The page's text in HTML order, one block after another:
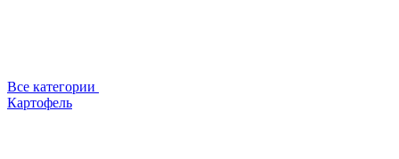
Все категории
Картофель